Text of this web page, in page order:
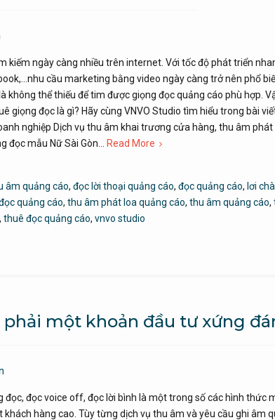
kiếm ngày càng nhiều trên internet. Với tốc độ phát triển
cầu marketing bằng video ngày càng trở nên phổ
không thể thiếu để tim được giọng đọc quảng cáo phù hợp.
giọng đọc là gì? Hãy cùng VNVO Studio tìm hiểu trong bài
nghiệp Dịch vụ thu âm khai trương cửa hàng, thu âm
đọc mẫu Nữ Sài Gòn… Read More
âm quảng cáo, đọc lời thoại quảng cáo, đọc quảng cáo, lơi
quảng cáo, thu âm phát loa quảng cáo, thu âm quảng cáo,
, thuê đọc quảng cáo, vnvo studio
một khoản đầu tư xứng
đọc, đọc voice off, đọc lời bình là một trong số các hình thức
hàng cao. Tùy từng dịch vụ thu âm và yêu cầu ghi âm